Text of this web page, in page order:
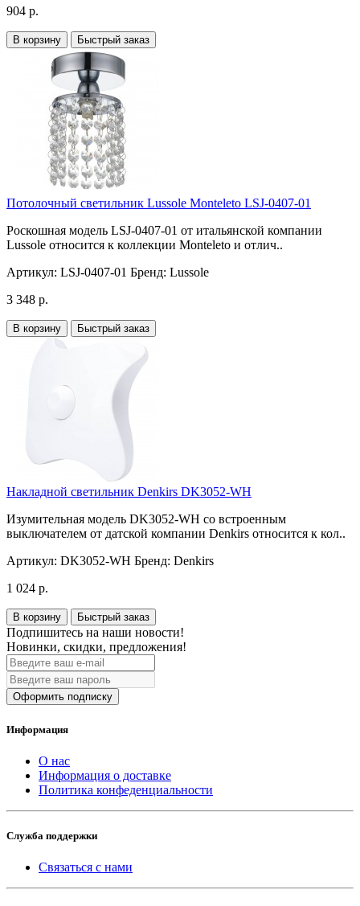
904 р.
В корзину Быстрый заказ
Потолочный светильник Lussole Monteleto LSJ-0407-01
Роскошная модель LSJ-0407-01 от итальянской компании
Lussole относится к коллекции Monteleto и отлич..
Артикул: LSJ-0407-01 Бренд: Lussole
3 348 р.
В корзину Быстрый заказ
Накладной светильник Denkirs DK3052-WH
Изумительная модель DK3052-WH со встроенным
выключателем от датской компании Denkirs относится к кол..
Артикул: DK3052-WH Бренд: Denkirs
1 024 р.
В корзину Быстрый заказ
Подпишитесь на наши новости!
Новинки, скидки, предложения!
Оформить подписку
Информация
О нас
Информация о доставке
Политика конфеденциальности
Служба поддержки
Связаться с нами